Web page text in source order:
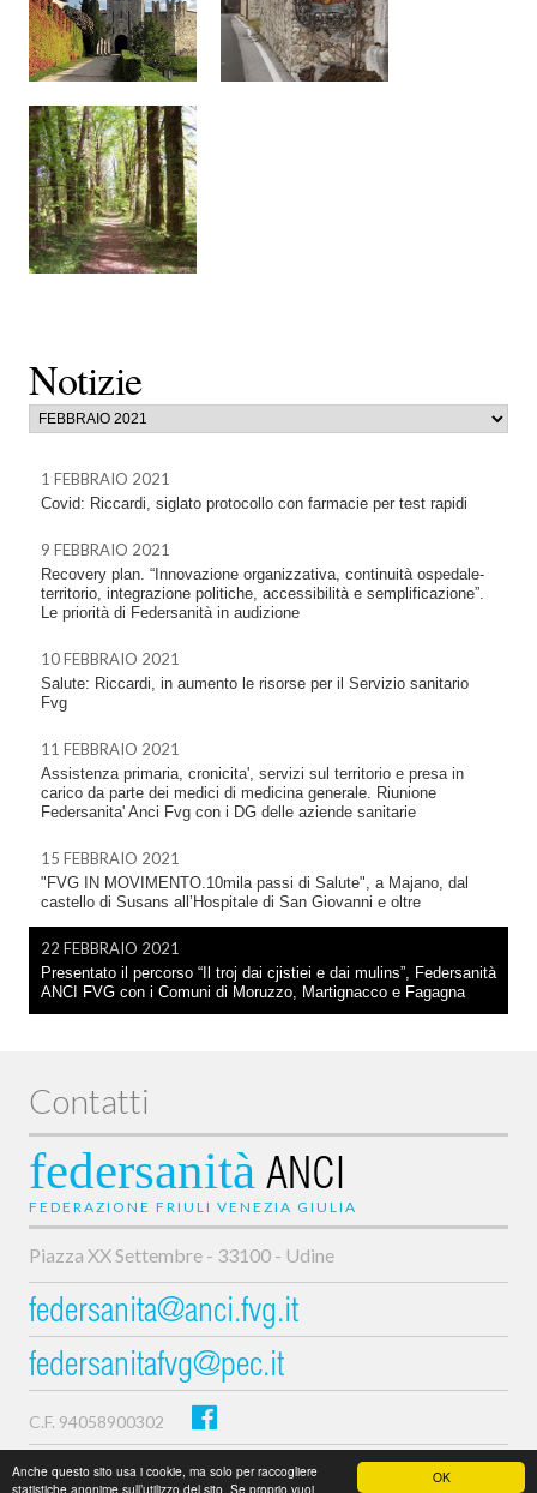
OK
Anche questo sito usa i cookie, ma solo per raccogliere
statistiche anonime sull’utilizzo del sito. Se proprio vuoi
Notizie
1 FEBBRAIO 2021
Covid: Riccardi, siglato protocollo con farmacie per test rapidi
9 FEBBRAIO 2021
Recovery plan. “Innovazione organizzativa, continuità ospedale-
territorio, integrazione politiche, accessibilità e semplificazione”.
Le priorità di Federsanità in audizione
10 FEBBRAIO 2021
Salute: Riccardi, in aumento le risorse per il Servizio sanitario
Fvg
11 FEBBRAIO 2021
Assistenza primaria, cronicita', servizi sul territorio e presa in
carico da parte dei medici di medicina generale. Riunione
Federsanita' Anci Fvg con i DG delle aziende sanitarie
15 FEBBRAIO 2021
"FVG IN MOVIMENTO.10mila passi di Salute", a Majano, dal
castello di Susans all’Hospitale di San Giovanni e oltre
22 FEBBRAIO 2021
Presentato il percorso “Il troj dai cjistiei e dai mulins”, Federsanità
ANCI FVG con i Comuni di Moruzzo, Martignacco e Fagagna
Contatti
federsanità ANCI
FEDERAZIONE FRIULI VENEZIA GIULIA
Piazza XX Settembre - 33100 - Udine
federsanita@anci.fvg.it
federsanitafvg@pec.it
C.F. 94058900302
Privacy e cookie policy